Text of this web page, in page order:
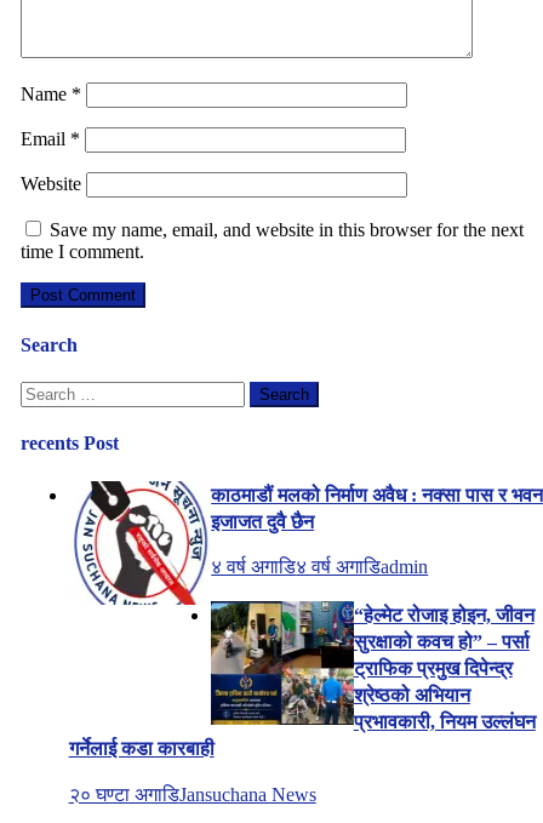
Name *
Email *
Website
Save my name, email, and website in this browser for the next
time I comment.
Search
Search
for:
recents Post
काठमाडौं मलको निर्माण अवैध : नक्सा पास र भवन
इजाजत दुवै छैन
४ वर्ष अगाडि४ वर्ष अगाडिadmin
“हेल्मेट रोजाइ होइन, जीवन
सुरक्षाको कवच हो” – पर्सा
ट्राफिक प्रमुख दिपेन्द्र
श्रेष्ठको अभियान
प्रभावकारी, नियम उल्लंघन
गर्नेलाई कडा कारबाही
२० घण्टा अगाडिJansuchana News